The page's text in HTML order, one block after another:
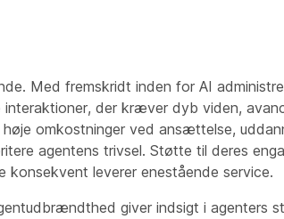
Med fremskridt inden for AI
der kræver dyb viden,
omkostninger ved ansættelse,
agentens trivsel. Støtte til deres
konsekvent leverer enestående service.
giver indsigt i agenters